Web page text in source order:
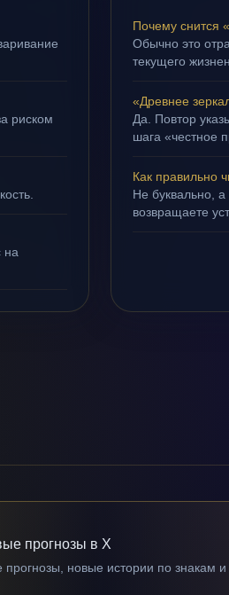
риском
на
Почему снится
Обычно это
текущего
«Древнее
Да. Повтор
шага «честное
Как правильно
Не буквально,
возвращаете
прогнозы в X
прогнозы, новые истории по знакам